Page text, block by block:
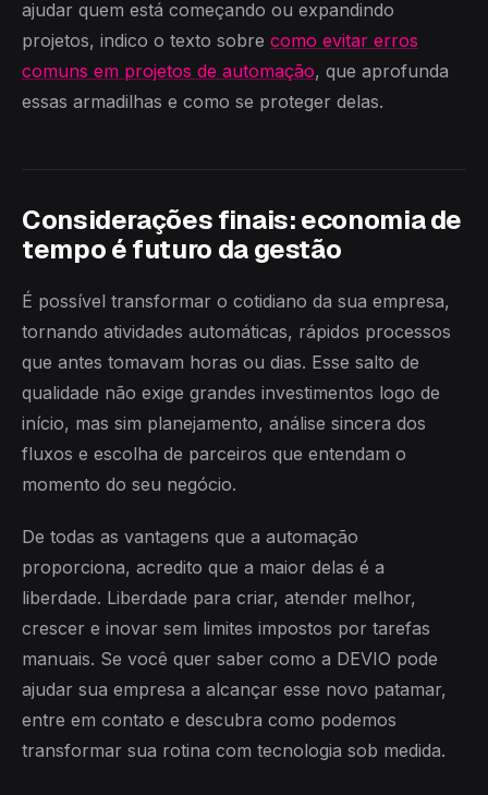
ajudar quem está começando ou expandindo
projetos, indico o texto sobre como evitar erros
comuns em projetos de automação, que aprofunda
essas armadilhas e como se proteger delas.
Considerações finais: economia de
tempo é futuro da gestão
É possível transformar o cotidiano da sua empresa,
tornando atividades automáticas, rápidos processos
que antes tomavam horas ou dias. Esse salto de
qualidade não exige grandes investimentos logo de
início, mas sim planejamento, análise sincera dos
fluxos e escolha de parceiros que entendam o
momento do seu negócio.
De todas as vantagens que a automação
proporciona, acredito que a maior delas é a
liberdade. Liberdade para criar, atender melhor,
crescer e inovar sem limites impostos por tarefas
manuais. Se você quer saber como a DEVIO pode
ajudar sua empresa a alcançar esse novo patamar,
entre em contato e descubra como podemos
transformar sua rotina com tecnologia sob medida.